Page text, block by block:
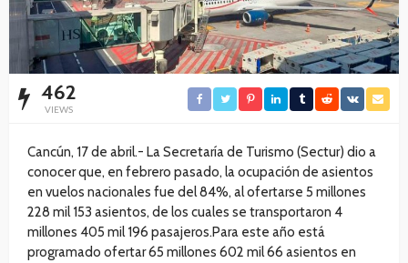
462
VIEWS
Cancún, 17 de abril.- La Secretaría de Turismo (Sectur) dio a
conocer que, en febrero pasado, la ocupación de asientos
en vuelos nacionales fue del 84%, al ofertarse 5 millones
228 mil 153 asientos, de los cuales se transportaron 4
millones 405 mil 196 pasajeros.Para este año está
programado ofertar 65 millones 602 mil 66 asientos en